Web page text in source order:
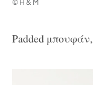
©H&M
Padded μπουφάν,